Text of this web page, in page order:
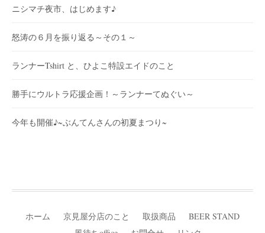
ニシマチ夜市、はじめます♪
怒涛の６月を振り返る～その１～
ランナーTshirt と、ひよこ特設エイドのこと
勝手にウルトラ応援企画！～ランナーてぬぐい～
今年も開催♪~ぶんてんさんの初夏まつり~
ホーム 京見屋分店のこと 取扱商品
BEER STAND